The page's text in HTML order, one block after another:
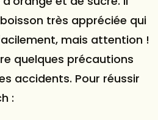
boisson très appréciée qui
mais attention !
quelques précautions
accidents. Pour réussir
: